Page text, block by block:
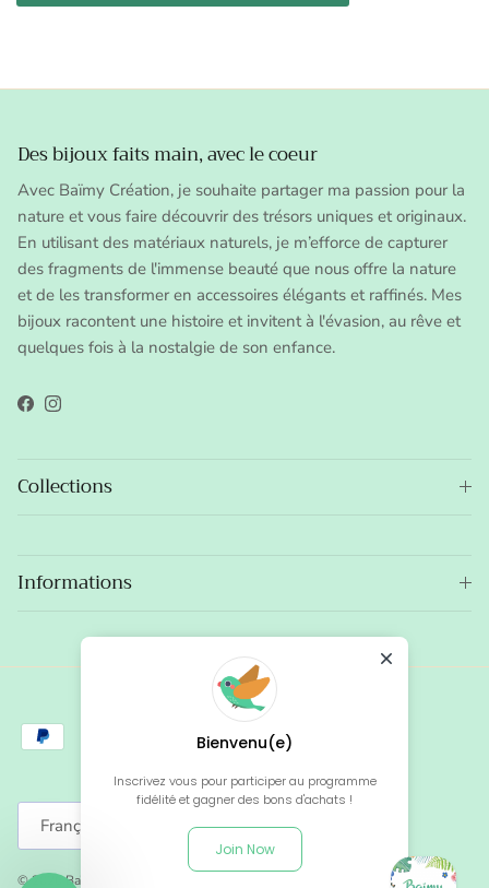
Des bijoux faits main, avec le coeur
Avec Baïmy Création, je souhaite partager ma passion pour la
nature et vous faire découvrir des trésors uniques et originaux.
En utilisant des matériaux naturels, je m’efforce de capturer
des fragments de l'immense beauté que nous offre la nature
et de les transformer en accessoires élégants et raffinés. Mes
bijoux racontent une histoire et invitent à l'évasion, au rêve et
quelques fois à la nostalgie de son enfance.
FacebookInstagram
Collections
Informations
Langue
Français
© 2026Baïmy
Bienvenu(e)
Inscrivez vous pour participer au programme
fidélité et gagner des bons d'achats !
Join Now